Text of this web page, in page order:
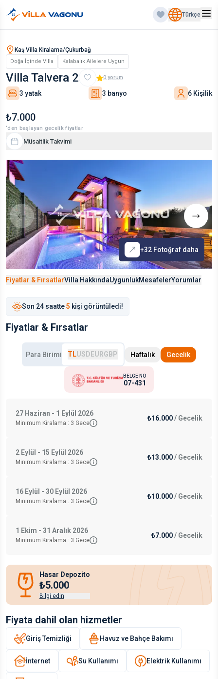
Türkçe
Kaş Villa Kiralama/Çukurbağ
Doğa İçinde Villa Kalabalık Ailelere Uygun
Villa Talvera 2 0 yorum
3 yatak 3 banyo 6 Kişilik
₺7.000
‘den başlayan gecelik fiyatlar
Müsaitlik Takvimi
+32 Fotoğraf daha
Fiyatlar & FırsatlarVilla HakkındaUygunlukMesafelerYorumlar
Son 24 saatte5 kişi görüntüledi!
Fiyatlar & Fırsatlar
Para Birimi TLUSD EURGBP Haftalık Gecelik
BELGE NO
07-431
27 Haziran - 1 Eylül 2026
Minimum Kiralama : 3 Gece
₺16.000/ Gecelik
2 Eylül - 15 Eylül 2026
Minimum Kiralama : 3 Gece
₺13.000/ Gecelik
16 Eylül - 30 Eylül 2026
Minimum Kiralama : 3 Gece
₺10.000/ Gecelik
1 Ekim - 31 Aralık 2026
Minimum Kiralama : 3 Gece
₺7.000/ Gecelik
Hasar Depozito
₺5.000
Bilgi edin
Fiyata dahil olan hizmetler
Giriş Temizliği Havuz ve Bahçe Bakımı
İnternet Su Kullanımı Elektrik Kullanımı